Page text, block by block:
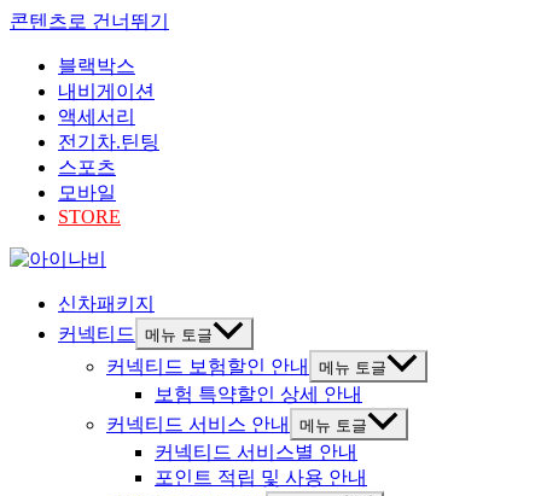
콘텐츠로 건너뛰기
블랙박스
내비게이션
액세서리
전기차.틴팅
스포츠
모바일
STORE
신차패키지
커넥티드
메뉴 토글
커넥티드 보험할인 안내 메뉴 토글
보험 특약할인 상세 안내
커넥티드 서비스 안내
메뉴 토글
커넥티드 서비스별 안내
포인트 적립 및 사용 안내